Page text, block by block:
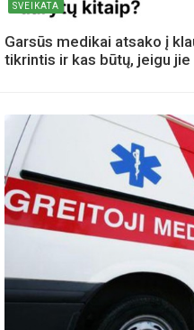
SVEIKATA
Garsūs medikai atsako į
tikrintis ir kas būtų, jeigu